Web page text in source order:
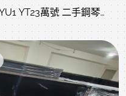
YT23萬號 二手鋼琴
僅此特惠一台 錯過
好，目前整理ing目前整
認證回收後當下的原始狀
車，車行都整理得很漂